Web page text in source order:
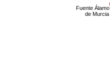
Fuente Álamo
de Murcia